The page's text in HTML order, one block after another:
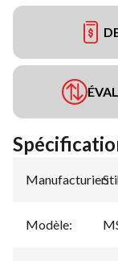
Manufacturier:
Modèle: